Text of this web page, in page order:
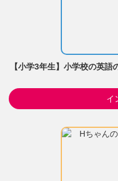
【小学3年生】小学校の英
イ